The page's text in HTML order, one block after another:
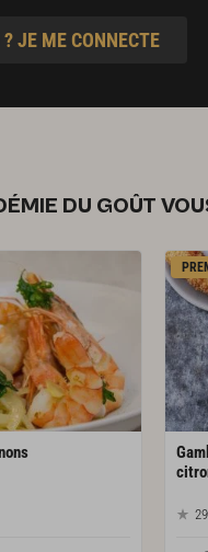
JE ME CONNECTE
DU GOÛT